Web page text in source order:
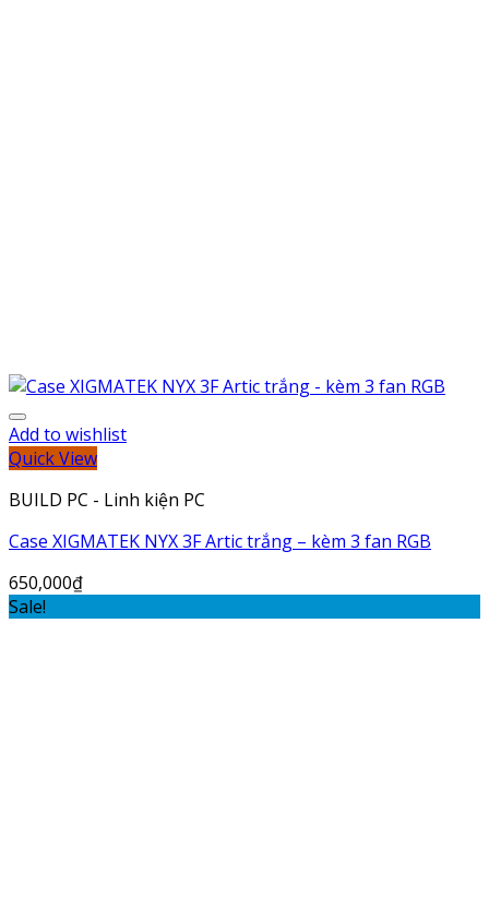
Add to wishlist
Quick View
BUILD PC - Linh kiện PC
Case XIGMATEK NYX 3F Artic trắng – kèm 3 fan RGB
650,000₫
Sale!